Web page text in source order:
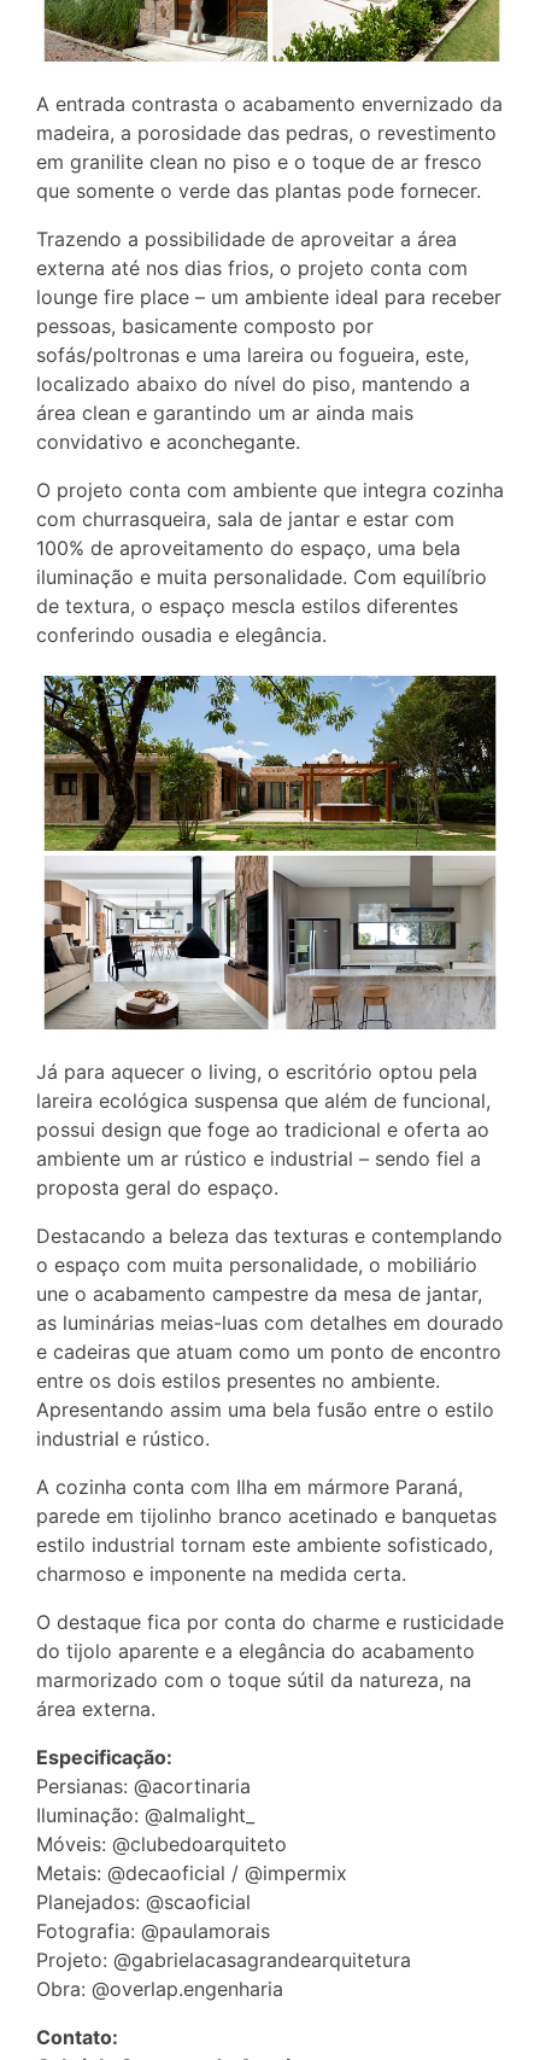
A entrada contrasta o acabamento envernizado da
madeira, a porosidade das pedras, o revestimento
em granilite clean no piso e o toque de ar fresco
que somente o verde das plantas pode fornecer.
Trazendo a possibilidade de aproveitar a área
externa até nos dias frios, o projeto conta com
lounge fire place – um ambiente ideal para receber
pessoas, basicamente composto por
sofás/poltronas e uma lareira ou fogueira, este,
localizado abaixo do nível do piso, mantendo a
área clean e garantindo um ar ainda mais
convidativo e aconchegante.
O projeto conta com ambiente que integra cozinha
com churrasqueira, sala de jantar e estar com
100% de aproveitamento do espaço, uma bela
iluminação e muita personalidade. Com equilíbrio
de textura, o espaço mescla estilos diferentes
conferindo ousadia e elegância.
Já para aquecer o living, o escritório optou pela
lareira ecológica suspensa que além de funcional,
possui design que foge ao tradicional e oferta ao
ambiente um ar rústico e industrial – sendo fiel a
proposta geral do espaço.
Destacando a beleza das texturas e contemplando
o espaço com muita personalidade, o mobiliário
une o acabamento campestre da mesa de jantar,
as luminárias meias-luas com detalhes em dourado
e cadeiras que atuam como um ponto de encontro
entre os dois estilos presentes no ambiente.
Apresentando assim uma bela fusão entre o estilo
industrial e rústico.
A cozinha conta com Ilha em mármore Paraná,
parede em tijolinho branco acetinado e banquetas
estilo industrial tornam este ambiente sofisticado,
charmoso e imponente na medida certa.
O destaque fica por conta do charme e rusticidade
do tijolo aparente e a elegância do acabamento
marmorizado com o toque sútil da natureza, na
área externa.
Especificação:
Persianas: @acortinaria
Iluminação: @almalight_
Móveis: @clubedoarquiteto
Metais: @decaoficial / @impermix
Planejados: @scaoficial
Fotografia: @paulamorais
Projeto: @gabrielacasagrandearquitetura
Obra: @overlap.engenharia
Contato: